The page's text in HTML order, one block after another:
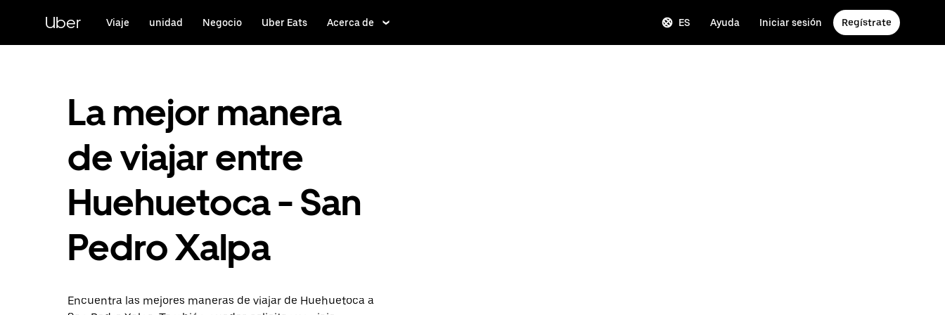
contenido
principal
Uber Viaje unidad Negocio Uber Eats Acerca de ES Ayuda Iniciar sesión Regístrate
La mejor manera
de viajar entre
Huehuetoca - San
Pedro Xalpa
Encuentra las mejores maneras de viajar de Huehuetoca a